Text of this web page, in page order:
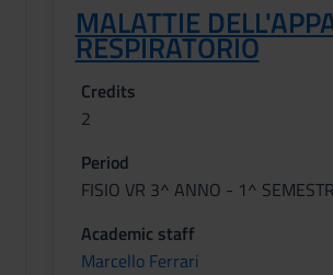
MALATTIE
RESPIRATORIO
Credits
2
Period
FISIO VR 3^ ANNO - 1^
Academic staff
Marcello Ferrari